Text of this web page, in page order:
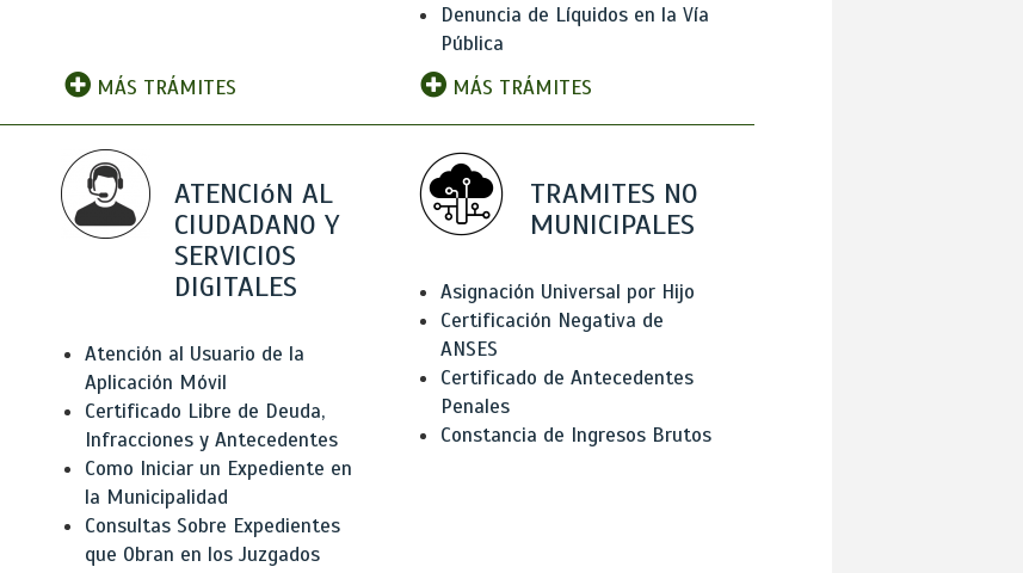
MÁS TRÁMITES
Denuncia de Líquidos en la Vía
Pública
MÁS TRÁMITES
ATENCIóN AL
CIUDADANO Y
SERVICIOS
DIGITALES
Atención al Usuario de la
Aplicación Móvil
Certificado Libre de Deuda,
Infracciones y Antecedentes
Como Iniciar un Expediente en
la Municipalidad
Consultas Sobre Expedientes
que Obran en los Juzgados
TRAMITES NO
MUNICIPALES
Asignación Universal por Hijo
Certificación Negativa de
ANSES
Certificado de Antecedentes
Penales
Constancia de Ingresos Brutos